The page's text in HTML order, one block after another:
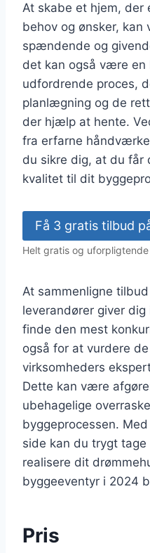
At skabe et hjem,
behov og ønsker,
spændende og
det kan også være en
udfordrende proces,
planlægning og de
der hjælp at hente.
fra erfarne
du sikre dig, at du får
kvalitet til dit
Få 3 gratis tilbud
Helt gratis og uforpligtende
At sammenligne
leverandører giver
finde den mest
også for at vurdere
virksomheders
Dette kan være
ubehagelige
byggeprocessen.
side kan du trygt
realisere dit
byggeeventyr i 2024
Pris